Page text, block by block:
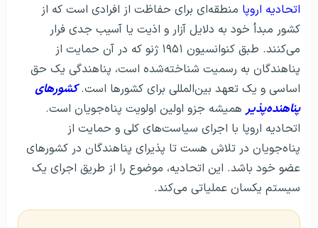
اتحادیه اروپا منطقه‌ای برای حفاظت از افرادی است که از
کشور مبدأ خود به دلایل آزار و اذیت یا آسیب جدی فرار
می‌کنند. طبق کنوانسیون ۱۹۵۱ ژنو که در آن حمایت از
پناهندگان به رسمیت شناخته‌شده است، پناهندگی یک حق
اساسی و یک تعهد بین‌المللی برای کشورها است.کشورهای
پناهنده‌پذیرهمیشه جزو اولین اولویت پناه‌جویان است.
اتحادیه اروپا با اجرای سیاست‌های کلی و حمایت از
پناه‌جویان در تلاش هست تا پذیرای پناهندگان در کشورهای
عضو خود باشد. این اتحادیه، موضوع را از طریق اجرای یک
سیستم یکسان عملیاتی می‌کند.